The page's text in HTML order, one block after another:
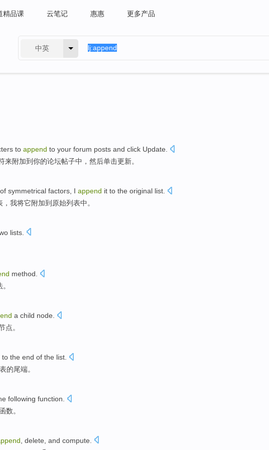
精品课 云笔记 惠惠 更多产品
中英
to append to your forum posts and click Update
来附加到你的论坛帖子中 ， 然后单击更新。
of symmetrical factors , I append it to the original list.
，我将它附加到 原始列表中。
lists
method.
。
a child node
点。
to the end of the list
的尾端。
following function
数。
delete and compute